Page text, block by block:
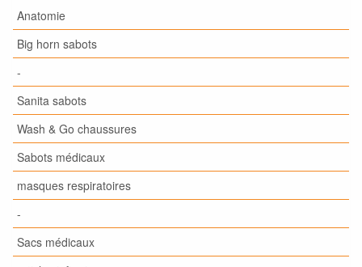
Anatomie
Big horn sabots
-
Sanita sabots
Wash & Go chaussures
Sabots médicaux
masques respiratoires
-
Sacs médicaux